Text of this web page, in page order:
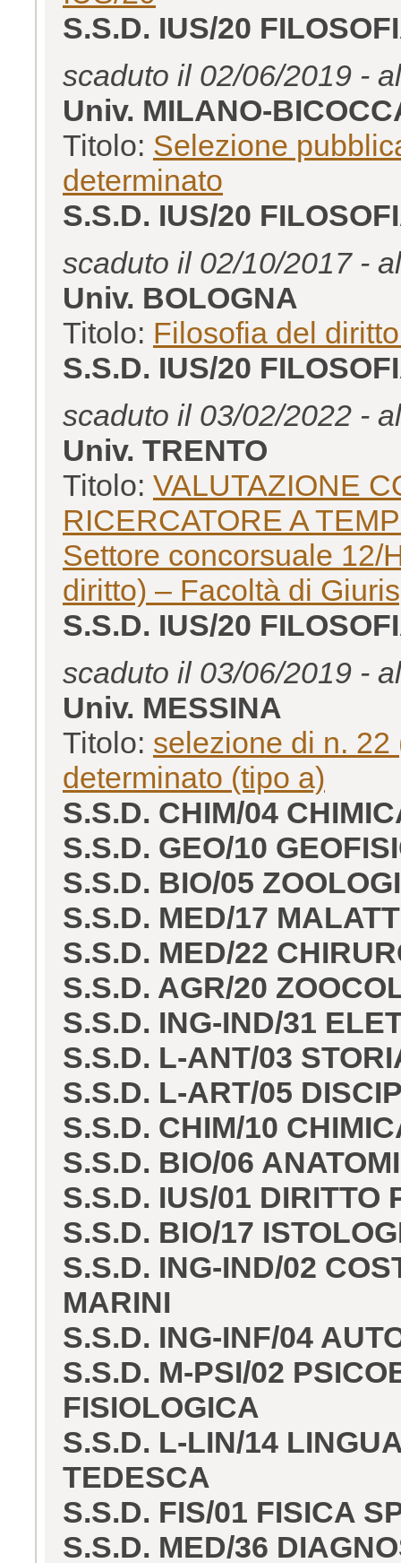
S.S.D. IUS/20
scaduto il 02/06/2019 -
Univ. MILANO-
Titolo: Selezione
determinato
S.S.D. IUS/20
scaduto il 02/10/2017 -
Univ. BOLOGNA
Titolo: Filosofia del
S.S.D. IUS/20
scaduto il 03/02/2022 -
Univ. TRENTO
Titolo: VALUTAZIONE
RICERCATORE A
Settore concorsuale 12/
diritto) – Facoltà di
S.S.D. IUS/20
scaduto il 03/06/2019 -
Univ. MESSINA
Titolo: selezione di n.
determinato (tipo a)
S.S.D. CHIM/04
S.S.D. GEO/10
S.S.D. BIO/05
S.S.D. MED/17
S.S.D. MED/22
S.S.D. AGR/20
S.S.D. ING-IND/31
S.S.D. L-ANT/03
S.S.D. L-ART/05
S.S.D. CHIM/10
S.S.D. BIO/06
S.S.D. IUS/01 DIRITTO
S.S.D. BIO/17
S.S.D. ING-IND/02
MARINI
S.S.D. ING-INF/04
S.S.D. M-PSI/02
FISIOLOGICA
S.S.D. L-LIN/14
TEDESCA
S.S.D. FIS/01 FISICA
S.S.D. MED/36